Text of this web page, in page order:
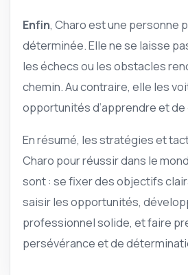
Enfin, Charo est une personne
déterminée. Elle ne se laisse
les échecs ou les obstacles
chemin. Au contraire, elle les
opportunités d’apprendre et de
En résumé, les stratégies et
Charo pour réussir dans le
sont : se fixer des objectifs
saisir les opportunités,
professionnel solide, et faire
persévérance et de